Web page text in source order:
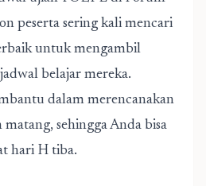
peserta sering kali mencari
untuk mengambil
belajar mereka.
dalam merencanakan
sehingga Anda bisa
hari H tiba.